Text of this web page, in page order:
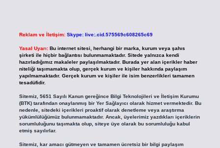
Reklam ve İletişim: Skype: live:.cid.575569c608265c69
Yasal Uyarı: Bu internet sitesi, herhangi bir marka, kurum veya şahıs
şirketi ile hiçbir bağlantısı bulunmamaktadır. Sitede yalnızca kendi
hazırladığımız makaleler paylaşılmaktadır. Burada yer alan içerikler haber
niteliği taşımamakta olup, gerçek kurum ve kişiler hakkında paylaşım
yapılmamaktadır. Gerçek kurum ve kişiler ile isim benzerlikleri tamamen
tesadüfidir.
Sitemiz, 5651 Sayılı Kanun gereğince Bilgi Teknolojileri ve İletişim Kurumu
(BTK) tarafından onaylanmış bir Yer Sağlayıcı olarak hizmet vermektedir. Bu
nedenle, sitedeki içerikleri proaktif olarak denetleme veya araştırma
yükümlülüğümüz bulunmamaktadır. Ancak, üyelerimiz yazdıkları içeriklerin
sorumluluğunu taşımakta olup, siteye üye olarak bu sorumluluğu kabul
etmiş sayılırlar.
Sitemiz, kar amacı gütmeyen ve tamamen ücretsiz bir bilgi paylaşım